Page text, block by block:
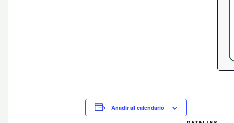
Añadir al calendario